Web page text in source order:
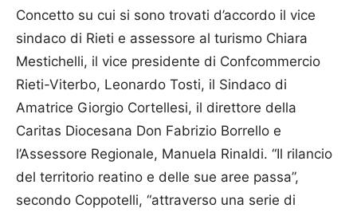
Concetto su cui si sono trovati d’accordo il vice
sindaco di Rieti e assessore al turismo Chiara
Mestichelli, il vice presidente di Confcommercio
Rieti-Viterbo, Leonardo Tosti, il Sindaco di
Amatrice Giorgio Cortellesi, il direttore della
Caritas Diocesana Don Fabrizio Borrello e
l’Assessore Regionale, Manuela Rinaldi. “Il rilancio
del territorio reatino e delle sue aree passa”,
secondo Coppotelli, “attraverso una serie di